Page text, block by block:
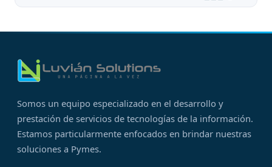
Somos un equipo especializado en el desarrollo y
prestación de servicios de tecnologías de la información.
Estamos particularmente enfocados en brindar nuestras
soluciones a Pymes.